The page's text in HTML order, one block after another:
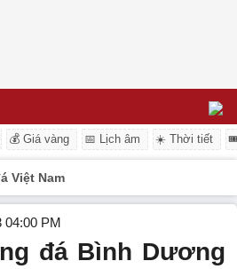
💰 Giá vàng 📅 Lịch âm ☀️ Thời tiết
Việt Nam
04:00 PM
đá Bình Dương